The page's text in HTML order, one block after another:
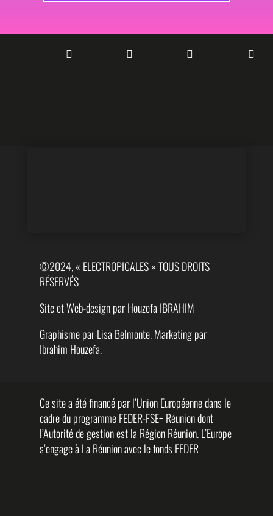
   
©2024, « ELECTROPICALES » TOUS DROITS
RÉSERVÉS
Site et Web-design par Houzefa IBRAHIM
Graphisme par Lisa Belmonte. Marketing par
Ibrahim Houzefa.
Ce site a été financé par l’Union Européenne dans le
cadre du programme FEDER-FSE+ Réunion dont
l’Autorité de gestion est la Région Réunion. L’Europe
s’engage à La Réunion avec le fonds FEDER